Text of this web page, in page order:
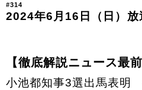
#314
2024年6月16日（日）放
【徹底解説ニュース最
小池都知事3選出馬表明